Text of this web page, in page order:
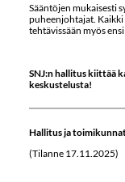
Sääntöjen mukaisesti
puheenjohtajat.
tehtävissään myös
SNJ:n hallitus kiittää
keskustelusta!
Hallitus ja
(Tilanne 17.11.2025)